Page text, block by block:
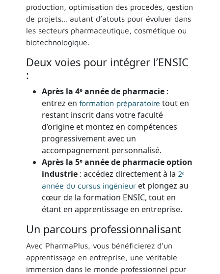
production, optimisation des procédés, gestion
de projets… autant d’atouts pour évoluer dans
les secteurs pharmaceutique, cosmétique ou
biotechnologique.
Deux voies pour intégrer l’ENSIC
:
Après la 4ᵉ année de pharmacie :
entrez en formation préparatoire tout en
restant inscrit dans votre faculté
d’origine et montez en compétences
progressivement avec un
accompagnement personnalisé.
Après la 5ᵉ année de pharmacie option
industrie: accédez directement à la 2ᵉ
année du cursus ingénieuret plongez au
cœur de la formation ENSIC, tout en
étant en apprentissage en entreprise.
Un parcours professionnalisant
Avec PharmaPlus, vous bénéficierez d'un
apprentissage en entreprise, une véritable
immersion dans le monde professionnel pour